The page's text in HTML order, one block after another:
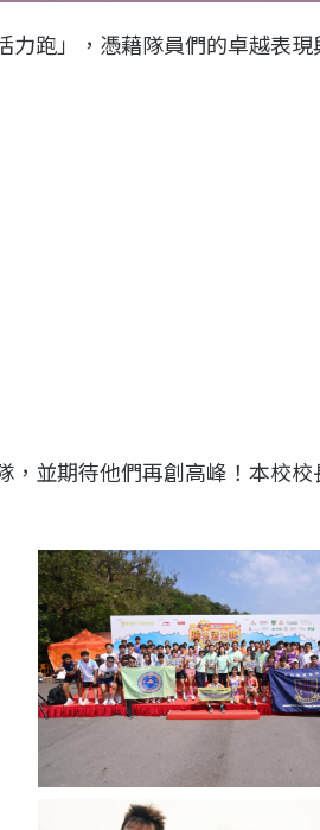
跑」，憑藉隊員們的卓越表現
並期待他們再創高峰！本校